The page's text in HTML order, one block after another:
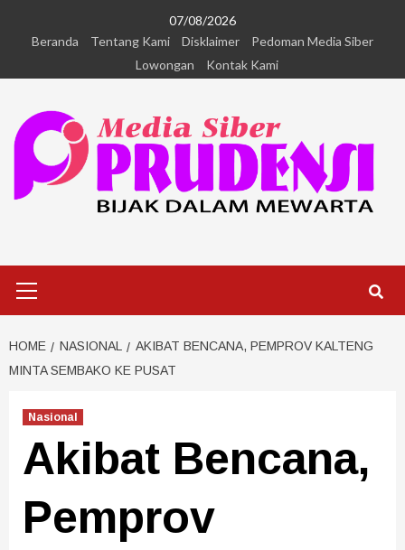
07/08/2026
Beranda
Tentang Kami Disklaimer
Pedoman Media Siber
Lowongan
Kontak Kami
HOME NASIONAL
AKIBAT BENCANA, PEMPROV KALTENG
MINTA SEMBAKO KE PUSAT
Nasional
Akibat Bencana,
Pemprov